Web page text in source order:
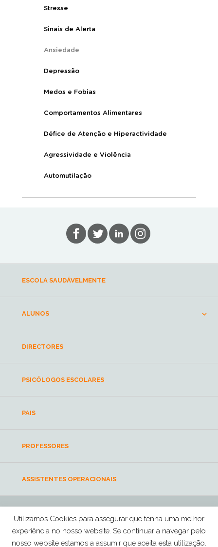
Stresse
Sinais de Alerta
Ansiedade
Depressão
Medos e Fobias
Comportamentos Alimentares
Défice de Atenção e Hiperactividade
Agressividade e Violência
Automutilação
ESCOLA SAUDÁVELMENTE
ALUNOS
DIRECTORES
PSICÓLOGOS ESCOLARES
PAIS
PROFESSORES
ASSISTENTES OPERACIONAIS
escolasaudavelmente@ordemdospsicologos.pt
Ordem dos Psicólogos Portugueses © 2026 Todos os direitos reservados
Utilizamos Cookies para assegurar que tenha uma melhor
experiência no nosso website. Se continuar a navegar pelo
nosso website estamos a assumir que aceita esta utilização.